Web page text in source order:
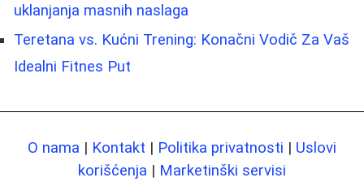
uklanjanja masnih naslaga
Teretana vs. Kućni Trening: Konačni Vodič Za Vaš
Idealni Fitnes Put
O nama | Kontakt | Politika privatnosti | Uslovi
korišćenja | Marketinški servisi